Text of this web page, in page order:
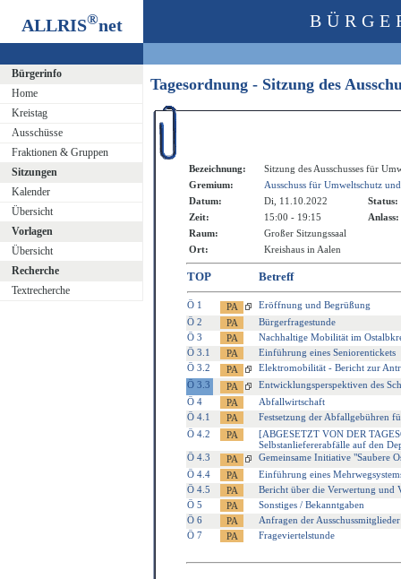
ALLRIS®net
Bürgerinfo
Home
Kreistag
Ausschüsse
Fraktionen & Gruppen
Sitzungen
Kalender
Übersicht
Vorlagen
Übersicht
Recherche
Textrecherche
Tagesordnung - Sitzung des
Bezeichnung:
Sitzung des Ausschusses für
Gremium:
Ausschuss für Umweltschutz
Datum:
Di, 11.10.2022
Status:
Zeit:
15:00 - 19:15
Anlass:
Raum:
Großer Sitzungssaal
Ort:
Kreishaus in Aalen
TOP Betreff
Ö 1
Eröffnung und Begrüßung
Ö 2
Bürgerfragestunde
Ö 3
Nachhaltige Mobilität im
Ö 3.1
Einführung eines Seniorentickets
Ö 3.2
Elektromobilität - Bericht zur
Ö 3.3
Entwicklungsperspektiven des
Ö 4
Abfallwirtschaft
Ö 4.1
Festsetzung der Abfallgebühren
Ö 4.2
[ABGESETZT VON DER
Selbstanliefererabfälle auf den
Ö 4.3
Gemeinsame Initiative "Saubere
Ö 4.4
Einführung eines
Ö 4.5
Bericht über die Verwertung und
Ö 5
Sonstiges / Bekanntgaben
Ö 6
Anfragen der Ausschussmitglieder
Ö 7
Frageviertelstunde